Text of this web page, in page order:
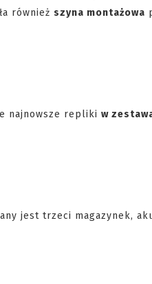
również szyna montażowa
najnowsze repliki w
jest trzeci magazynek,